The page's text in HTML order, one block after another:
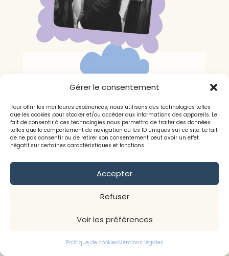
Gérer le consentement
Pour offrir les meilleures expériences, nous utilisons des technologies telles
que les cookies pour stocker et/ou accéder aux informations des appareils. Le
fait de consentir à ces technologies nous permettra de traiter des données
telles que le comportement de navigation ou les ID uniques sur ce site. Le fait
de ne pas consentir ou de retirer son consentement peut avoir un effet
négatif sur certaines caractéristiques et fonctions.
Accepter
Refuser
Voir les préférences
Politique de cookiesMentions légales
On écrit la suite
ensemble ?
Alternative: